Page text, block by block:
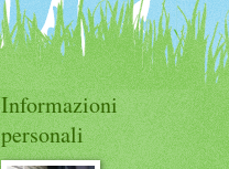
Informazioni
personali